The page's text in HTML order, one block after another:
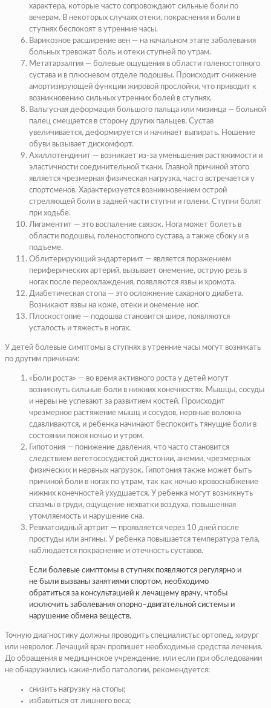
характера, которые часто сопровождают сильные боли по
вечерам. В некоторых случаях отеки, покраснения и боли в
ступнях беспокоят в утренние часы.
Варикозное расширение вен — на начальном этапе заболевания
больных тревожат боль и отеки ступней по утрам.
Метатарзалгия — болевые ощущения в области голеностопного
сустава и в плюсневом отделе подошвы. Происходит снижение
амортизирующей функции жировой прослойки, что приводит к
возникновению сильных утренних болей в ступнях.
Вальгусная деформация большого пальца или мизинца — больной
палец смещается в сторону других пальцев. Сустав
увеличивается, деформируется и начинает выпирать. Ношение
обуви вызывает дискомфорт.
Ахиллотендинит — возникает из-за уменьшения растяжимости и
эластичности соединительной ткани. Главной причиной этого
является чрезмерная физическая нагрузка, часто встречается у
спортсменов. Характеризуется возникновением острой
стреляющей боли в задней части ступни и голени. Ступни болят
при ходьбе.
Лигаментит — это воспаление связок. Нога может болеть в
области подошвы, голеностопного сустава, а также сбоку и в
подъеме.
Облитерирующий эндартериит — является поражением
периферических артерий, вызывает онемение, острую резь в
ногах после переохлаждения, появляются язвы и хромота.
Диабетическая стопа — это осложнение сахарного диабета.
Возникают язвы на коже, отеки и онемение ног.
Плоскостопие — подошва становится шире, появляются
усталость и тяжесть в ногах.
У детей болевые симптомы в ступнях в утренние часы могут возникать
по другим причинам:
«Боли роста» — во время активного роста у детей могут
возникнуть сильные боли в нижних конечностях. Мышцы, сосуды
и нервы не успевают за развитием костей. Происходит
чрезмерное растяжение мышц и сосудов, нервные волокна
сдавливаются, и ребенка начинают беспокоить тянущие боли в
состоянии покоя ночью и утром.
Гипотония — понижение давления, что часто становится
следствием вегетососудистой дистонии, анемии, чрезмерных
физических и нервных нагрузок. Гипотония также может быть
причиной боли в ногах по утрам, так как ночью кровоснабжение
нижних конечностей ухудшается. У ребенка могут возникнуть
спазмы в груди, ощущение нехватки воздуха, повышенная
утомляемость и нарушение сна.
Ревматоидный артрит — проявляется через 10 дней после
простуды или ангины. У ребенка повышается температура тела,
наблюдается покраснение и отечность суставов.
Если болевые симптомы в ступнях появляются регулярно и
не были вызваны занятиями спортом, необходимо
обратиться за консультацией к лечащему врачу, чтобы
исключить заболевания опорно–двигательной системы и
нарушение обмена веществ.
Точную диагностику должны проводить специалисты: ортопед, хирург
или невролог. Лечащий врач пропишет необходимые средства лечения.
До обращения в медицинское учреждение, или если при обследовании
не обнаружились какие-либо патологии, рекомендуется:
снизить нагрузку на стопы;
избавиться от лишнего веса;